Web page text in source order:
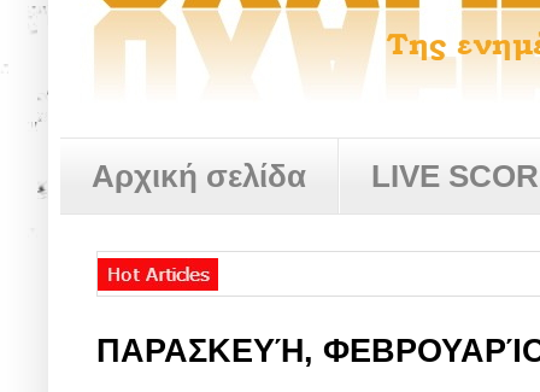
Αρχική σελίδα LIVE
ΠΑΡΑΣΚΕΥΉ,